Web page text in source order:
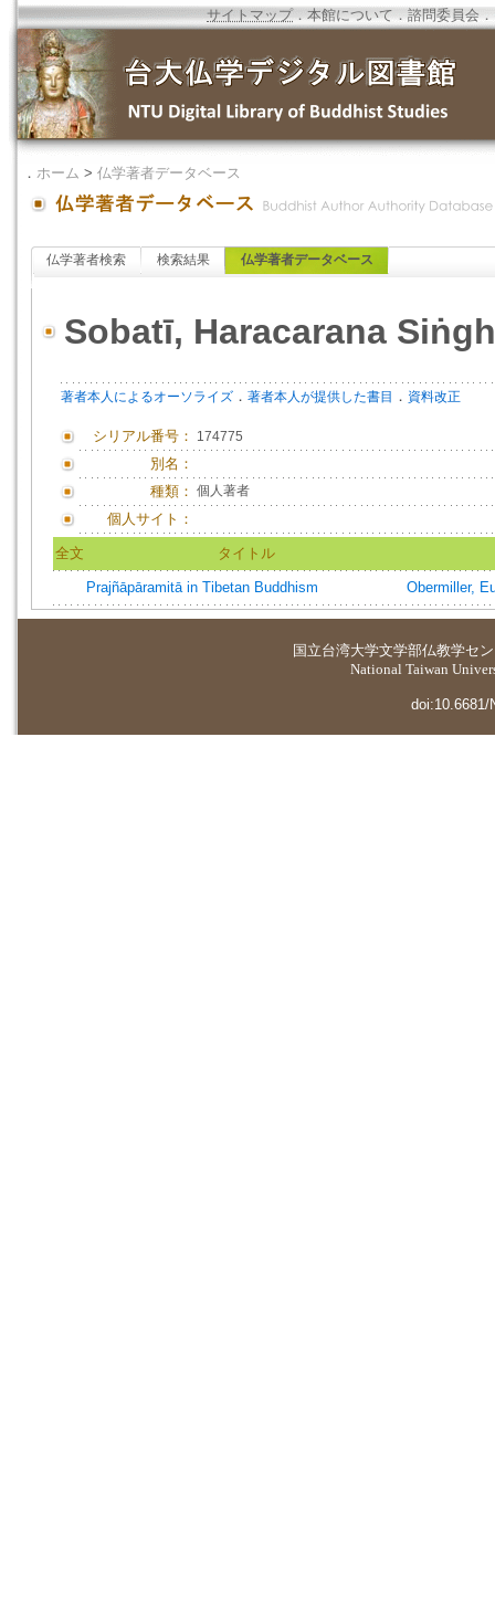
サイトマップ．本館について ．諮問委員会 ．
． ホーム > 仏学著者データベース
仏学著者検索 検索結果 仏学著者データベース
Sobatī, Haracarana
著者本人によるオーソライズ ． 著者本人が提供した書目 ． 資料改正
シリアル番号： 174775
別名：
種類： 個人著者
個人サイト：
全文 タイトル
Prajñāpāramitā in Tibetan Buddhism Obermiller,
国立台湾大学文学部仏教学セ
National Taiwan
doi:10.6681/